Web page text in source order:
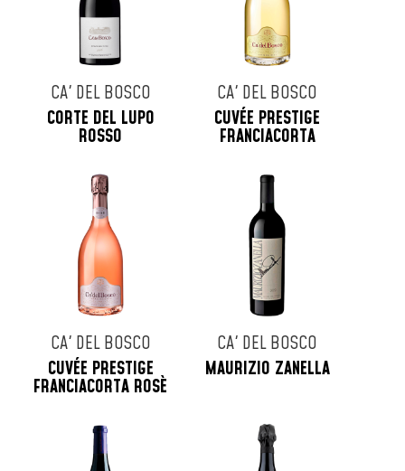
CA' DEL BOSCO
CORTE DEL LUPO
ROSSO
CA' DEL BOSCO
CUVÉE PRESTIGE
FRANCIACORTA
CA' DEL BOSCO
CUVÉE PRESTIGE
FRANCIACORTA ROSÈ
CA' DEL BOSCO
MAURIZIO ZANELLA